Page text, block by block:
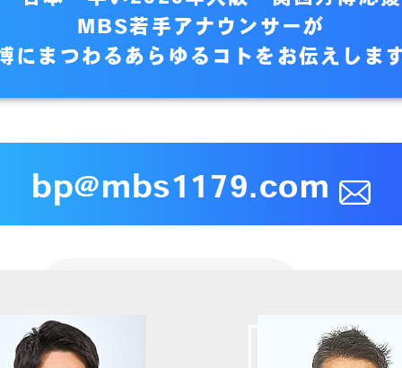
MBS若手アナウンサーが
にまつわるあらゆるコトを お伝えしま
bp@mbs1179.com